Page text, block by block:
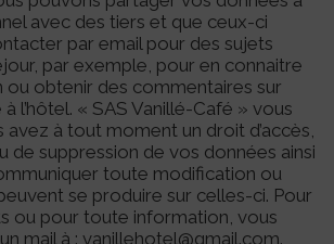
avec des tiers et que ceux-ci
par email pour des sujets
par exemple, pour en connaitre
obtenir des commentaires sur
l’hôtel. « SAS Vanillé-Café » vous
à tout moment un droit d’accès,
de suppression de vos données ainsi
toute modification ou
se produire sur celles-ci. Pour
ou pour toute information, vous
mail à : vanillehotel@gmail.com.